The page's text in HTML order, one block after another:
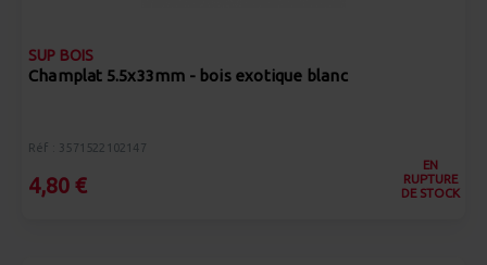
SUP BOIS
Champlat 5.5x33mm - bois exotique blanc
Réf : 3571522102147
4,80 €
EN
RUPTURE
DE STOCK